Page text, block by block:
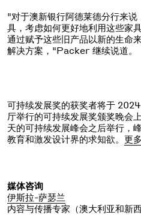
"对于澳新银行阿德莱德分行来
具，考虑如何更好地利用这些家
通过赋予这些旧产品以新的生命
解决方案，"Packer 继续说道。
可持续发展奖的获奖者将于
厅举行的可持续发展奖颁奖晚会
天的可持续发展峰会之后举行，
教育和激发设计界的求知欲。 更
媒体咨询
伊斯拉-萨瑟兰
内容与传播专家（澳大利亚和新西